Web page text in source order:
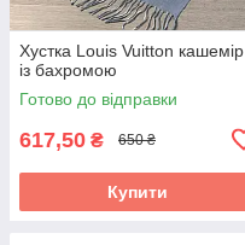
Хустка Louis Vuitton кашемір
із бахромою
Готово до відправки
617,50 ₴ 650 ₴
Купити